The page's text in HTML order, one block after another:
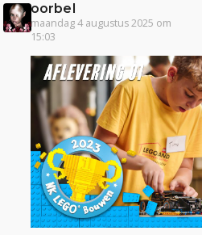
oorbel
maandag 4 augustus 2025 om
15:03